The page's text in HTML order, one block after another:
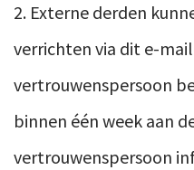
2. Externe derden
verrichten via dit e-
vertrouwenspersoon
binnen één week aan
vertrouwenspersoon